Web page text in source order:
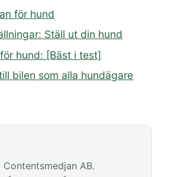
för hund
Ställ ut din hund
hund: [Bäst i test]
bilen som alla hundägare
AB.